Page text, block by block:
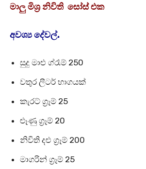
මාලු මිශ්‍ර නිවිති සෝස් එක
අවශ්‍ය දේවල්.
සුදු මාළු ග්රෑම් 250
වතුර ලීටර් භාගයක්
කැරට් ග්‍රෑම් 25
ළූණු ග්‍රෑම් 20
නිවිති දළු ග්‍රෑම් 200
මාගරින් ග්‍රෑම් 25